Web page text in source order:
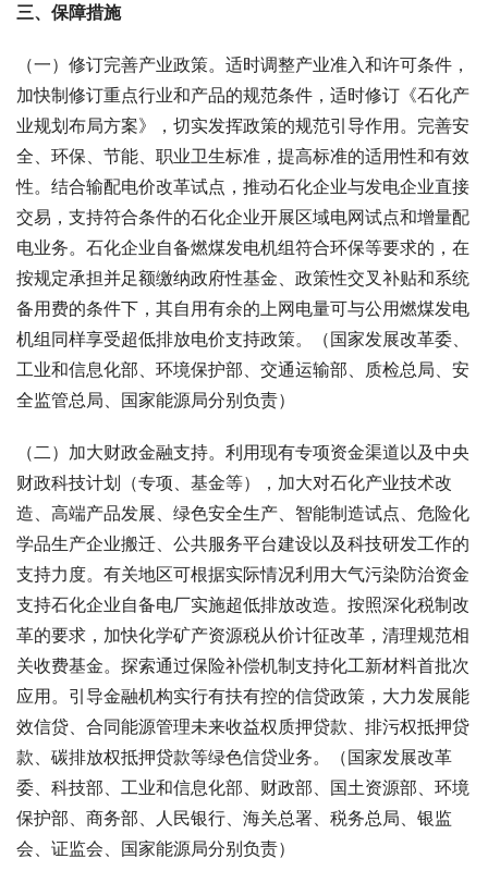
三、保障措施
（一）修订完善产业政策。适时调整产业准入和许可条件，
加快制修订重点行业和产品的规范条件，适时修订《石化产
业规划布局方案》，切实发挥政策的规范引导作用。完善安
全、环保、节能、职业卫生标准，提高标准的适用性和有效
性。结合输配电价改革试点，推动石化企业与发电企业直接
交易，支持符合条件的石化企业开展区域电网试点和增量配
电业务。石化企业自备燃煤发电机组符合环保等要求的，在
按规定承担并足额缴纳政府性基金、政策性交叉补贴和系统
备用费的条件下，其自用有余的上网电量可与公用燃煤发电
机组同样享受超低排放电价支持政策。（国家发展改革委、
工业和信息化部、环境保护部、交通运输部、质检总局、安
全监管总局、国家能源局分别负责）
（二）加大财政金融支持。利用现有专项资金渠道以及中央
财政科技计划（专项、基金等），加大对石化产业技术改
造、高端产品发展、绿色安全生产、智能制造试点、危险化
学品生产企业搬迁、公共服务平台建设以及科技研发工作的
支持力度。有关地区可根据实际情况利用大气污染防治资金
支持石化企业自备电厂实施超低排放改造。按照深化税制改
革的要求，加快化学矿产资源税从价计征改革，清理规范相
关收费基金。探索通过保险补偿机制支持化工新材料首批次
应用。引导金融机构实行有扶有控的信贷政策，大力发展能
效信贷、合同能源管理未来收益权质押贷款、排污权抵押贷
款、碳排放权抵押贷款等绿色信贷业务。（国家发展改革
委、科技部、工业和信息化部、财政部、国土资源部、环境
保护部、商务部、人民银行、海关总署、税务总局、银监
会、证监会、国家能源局分别负责）